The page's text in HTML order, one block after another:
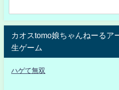
カオスtomo娘ちゃんねーるア
生ゲーム
ハゲて無双